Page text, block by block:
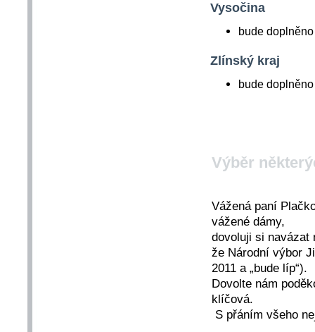
Vysočina
bude
Zlínský kraj
bude
Výběr
Vážená paní
vážené dámy,
dovoluji si navázat
že Národní výbor
2011 a „bude líp“).
Dovolte nám
klíčová.
S přáním všeho